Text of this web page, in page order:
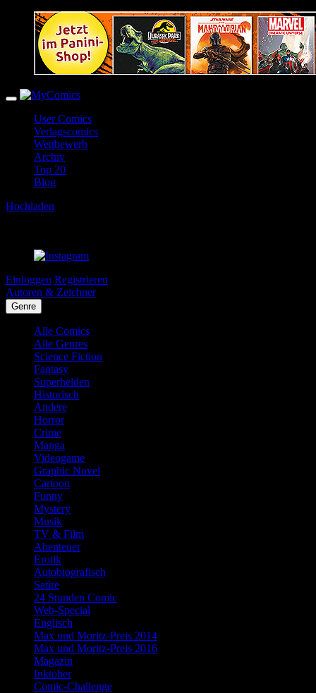
User Comics
Verlagscomics
Wettbewerb
Archiv
Top 20
Blog
Hochladen
Einloggen Registrieren
Autoren & Zeichner
Genre
Alle Comics
Alle Genres
Science Fiction
Fantasy
Superhelden
Historisch
Andere
Horror
Crime
Manga
Videogame
Graphic Novel
Cartoon
Funny
Mystery
Musik
TV & Film
Abenteuer
Erotik
Autobiografisch
Satire
24 Stunden Comic
Web-Special
Englisch
Max und Moritz-Preis 2014
Max und Moritz-Preis 2016
Magazin
Inktober
Comic-Challenge